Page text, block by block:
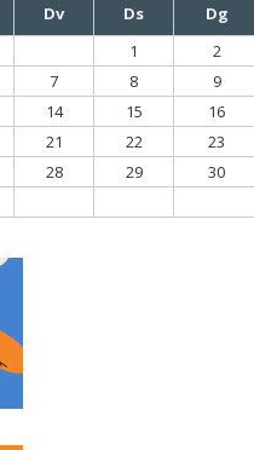
Dv Ds
Dg
1
2
7 8
9
14 15
16
21 22
23
28 29
30